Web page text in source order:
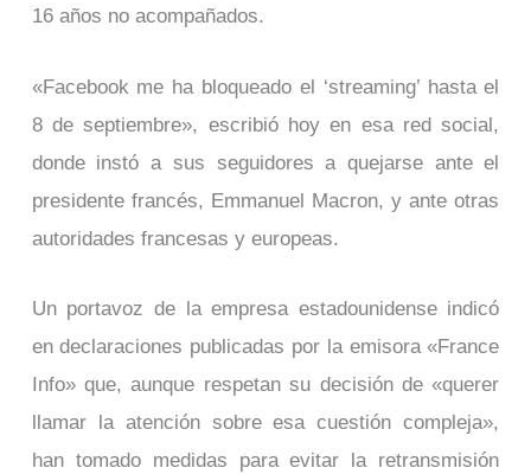
16 años no acompañados.
«Facebook me ha bloqueado el ‘streaming’ hasta el
8 de septiembre», escribió hoy en esa red social,
donde instó a sus seguidores a quejarse ante el
presidente francés, Emmanuel Macron, y ante otras
autoridades francesas y europeas.
Un portavoz de la empresa estadounidense indicó
en declaraciones publicadas por la emisora «France
Info» que, aunque respetan su decisión de «querer
llamar la atención sobre esa cuestión compleja»,
han tomado medidas para evitar la retransmisión